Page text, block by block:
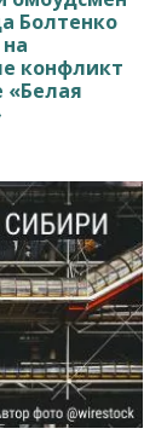
Болтенко
конфликт
«Белая